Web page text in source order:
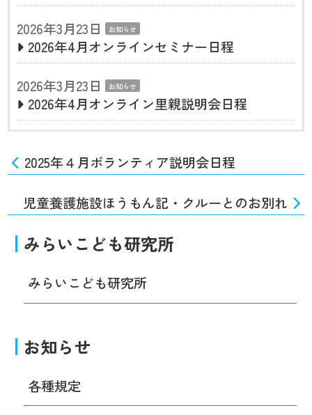
2026年3月23日
お知らせ
2026年4月オンラインセミナー日程
2026年3月23日
お知らせ
2026年4月オンライン里親説明会日程
2025年４月ボランティア説明会日程
児童養護施設ほうもん記・クルーとのお別れ
みらいこども研究所
みらいこども研究所
お知らせ
各種規定